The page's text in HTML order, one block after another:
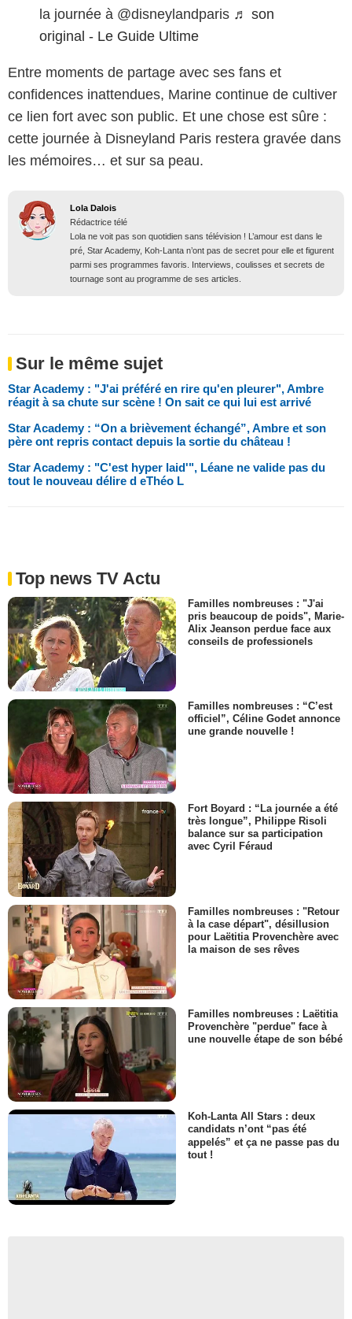
la journée à @disneylandparis ♬ son
original - Le Guide Ultime
Entre moments de partage avec ses fans et
confidences inattendues, Marine continue de cultiver
ce lien fort avec son public. Et une chose est sûre :
cette journée à Disneyland Paris restera gravée dans
les mémoires… et sur sa peau.
Lola Dalois
Rédactrice télé
Lola ne voit pas son quotidien sans télévision ! L’amour est dans le
pré, Star Academy, Koh-Lanta n’ont pas de secret pour elle et figurent
parmi ses programmes favoris. Interviews, coulisses et secrets de
tournage sont au programme de ses articles.
Sur le même sujet
Star Academy : "J'ai préféré en rire qu'en pleurer", Ambre
réagit à sa chute sur scène ! On sait ce qui lui est arrivé
Star Academy : “On a brièvement échangé”, Ambre et son
père ont repris contact depuis la sortie du château !
Star Academy : "C'est hyper laid'", Léane ne valide pas du
tout le nouveau délire d eThéo L
Top news TV Actu
Familles nombreuses : "J'ai
pris beaucoup de poids", Marie-
Alix Jeanson perdue face aux
conseils de professionels
Familles nombreuses : “C’est
officiel”, Céline Godet annonce
une grande nouvelle !
Fort Boyard : “La journée a été
très longue”, Philippe Risoli
balance sur sa participation
avec Cyril Féraud
Familles nombreuses : "Retour
à la case départ", désillusion
pour Laëtitia Provenchère avec
la maison de ses rêves
Familles nombreuses : Laëtitia
Provenchère "perdue" face à
une nouvelle étape de son bébé
Koh-Lanta All Stars : deux
candidats n’ont “pas été
appelés” et ça ne passe pas du
tout !